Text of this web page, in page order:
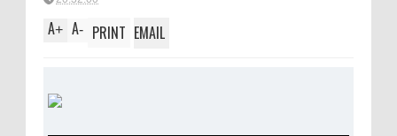
A+ A- PRINT EMAIL